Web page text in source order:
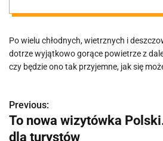
Po wielu chłodnych, wietrznych i
dotrze wyjątkowo gorące powietrze z
czy będzie ono tak przyjemne, jak się
N
a
Previous:
To nowa wizytówka
dla turystów